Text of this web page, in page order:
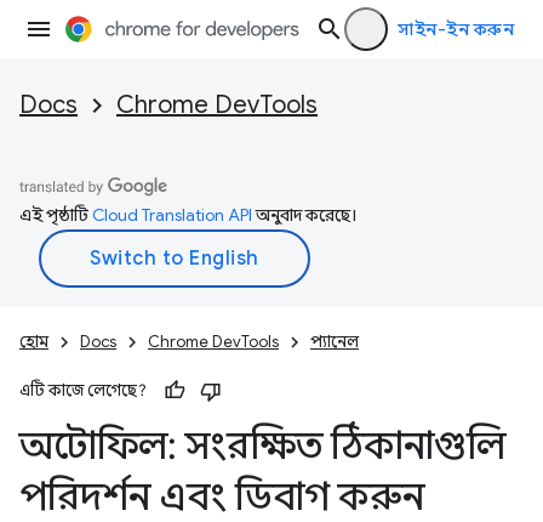
সাইন-ইন করুন
Docs Chrome DevTools
এই পৃষ্ঠাটিCloud Translation APIঅনুবাদ করেছে।
হোম Docs Chrome DevTools প্যানেল
এটি কাজে লেগেছে?
অটোফিল: সংরক্ষিত ঠিকানাগুলি
পরিদর্শন এবং ডিবাগ করুন